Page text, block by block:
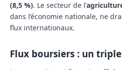
(8,5 %). Le secteur de l’
dans l’économie nationale, ne
flux internationaux.
Flux boursiers : un